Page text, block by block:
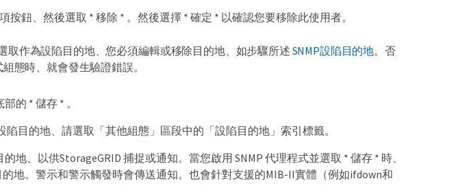
按鈕、然後選取 * 移除 * 。然後選擇 * 確定 * 以確認您要移除此使用者。
取作為設陷目的地、您必須編輯或移除目的地、如步驟所述 SNMP設陷目的地。否
態時、就會發生驗證錯誤。
的 * 儲存 * 。
目的地、請選取「其他組態」區段中的「設陷目的地」索引標籤。
地、以供StorageGRID 捕捉或通知。當您啟用 SNMP 代理程式並選取 * 儲存 * 時、
地。警示和警示觸發時會傳送通知。也會針對支援的MIB-II實體（例如ifdown和